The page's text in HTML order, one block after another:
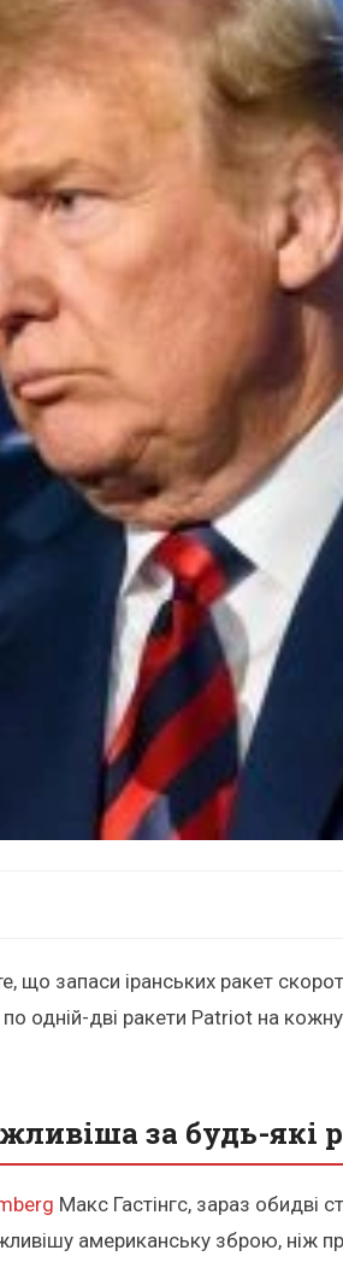
що запаси іранських ракет
одній-дві ракети Patriot на
за будь-які
Макс Гастінгс, зараз обидві
американську зброю, ніж